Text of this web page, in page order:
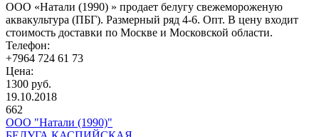
ООО «Натали (1990) » продает белугу свежемороженую
аквакультура (ПБГ). Размерный ряд 4-6. Опт. В цену входит
стоимость доставки по Москве и Московской области.
Телефон:
+7964 724 61 73
Цена:
1300 руб.
19.10.2018
662
ООО "Натали (1990)"